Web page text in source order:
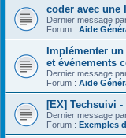
coder avec une
Dernier message
Forum : Aide
Implémenter
et événements
Dernier message
Forum : Aide
[EX] Techsuivi
Dernier message
Forum : Exemples